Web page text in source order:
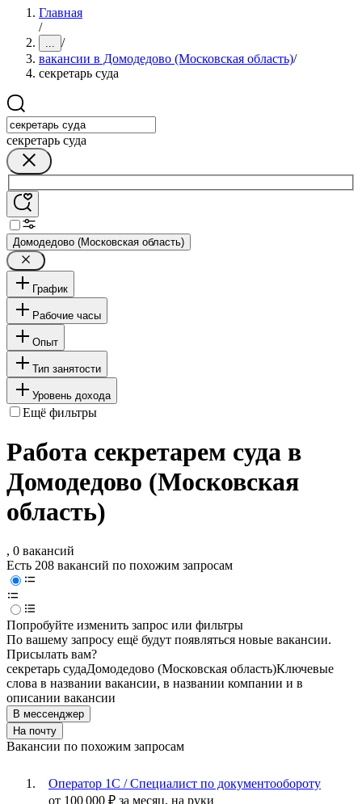
Главная
/
... /
вакансии в Домодедово (Московская область)/
секретарь суда
секретарь суда
Домодедово (Московская область)
График
Рабочие часы
Опыт
Тип занятости
Уровень дохода
Ещё фильтры
Работа секретарем суда в
Домодедово (Московская
область)
, 0 вакансий
Есть 208 вакансий по похожим запросам
Попробуйте изменить запрос или фильтры
По вашему запросу ещё будут появляться новые вакансии.
Присылать вам?
секретарь судаДомодедово (Московская область)Ключевые
слова в названии вакансии, в названии компании и в
описании вакансии
В мессенджер
На почту
Вакансии по похожим запросам
Оператор 1С / Специалист по документообороту
от 100 000 ₽ за месяц, на руки